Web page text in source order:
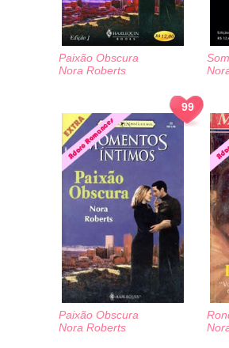
Paixão Obscura
Nora Roberts
99
Paixão Obscura
Nora Roberts